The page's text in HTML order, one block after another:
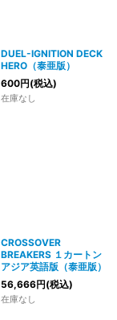
DUEL-IGNITION DECK
HERO（泰亜版）
600円(税込)
在庫なし
CROSSOVER
BREAKERS １カートン
アジア英語版（泰亜版）
56,666円(税込)
在庫なし